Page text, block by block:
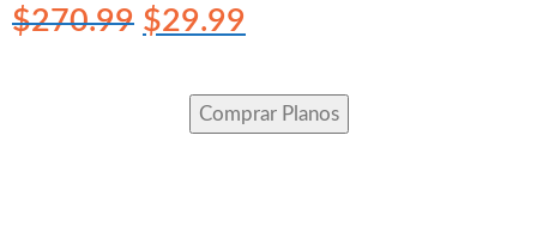
$270.99 $29.99
Comprar Planos